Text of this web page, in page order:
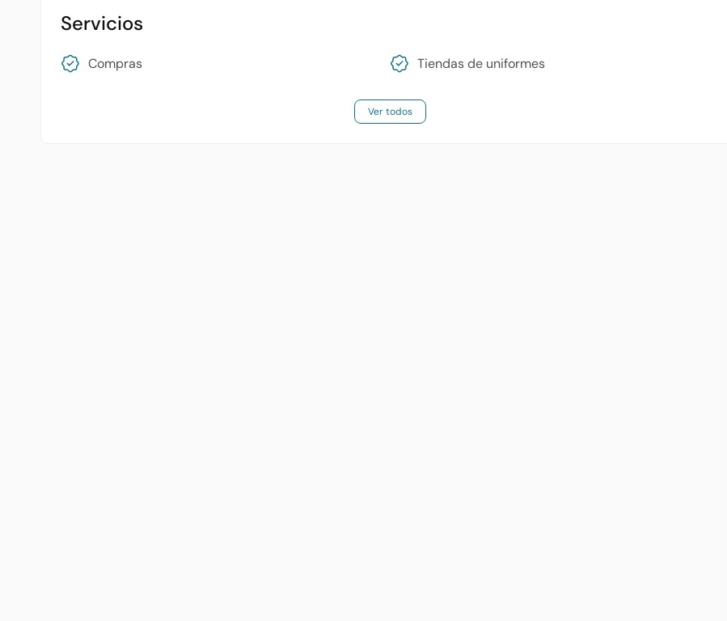
Servicios
Compras Tiendas de uniformes
Ver todos